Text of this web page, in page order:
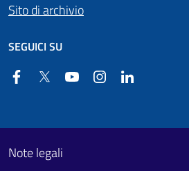
Sito di archivio
SEGUICI SU
FacebookTwitter YouTube Instagram
Footer First
Useful links section
Note legali